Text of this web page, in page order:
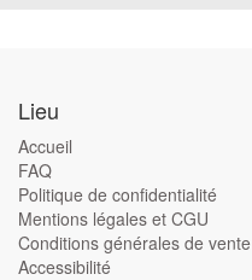
Lieu
Accueil
FAQ
Politique de confidentialité
Mentions légales et CGU
Conditions générales de vente
Accessibilité